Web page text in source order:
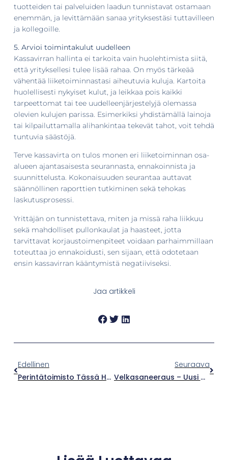
tuotteiden tai palveluiden laadun tunnistavat ostamaan
enemmän, ja levittämään sanaa yrityksestäsi tuttavilleen
ja kollegoille.
5. Arvioi toimintakulut uudelleen
Kassavirran hallinta ei tarkoita vain huolehtimista siitä,
että yrityksellesi tulee lisää rahaa. On myös tärkeää
vähentää liiketoiminnastasi aiheutuvia kuluja. Kartoita
huolellisesti nykyiset kulut, ja leikkaa pois kaikki
tarpeettomat tai tee uudelleenjärjestelyjä olemassa
olevien kulujen parissa. Esimerkiksi yhdistämällä lainoja
tai kilpailuttamalla alihankintaa tekevät tahot, voit tehdä
tuntuvia säästöjä.
Terve kassavirta on tulos monen eri liiketoiminnan osa-
alueen ajantasaisesta seurannasta, ennakoinnista ja
suunnittelusta. Kokonaisuuden seurantaa auttavat
säännöllinen raporttien tutkiminen sekä tehokas
laskutusprosessi.
Yrittäjän on tunnistettava, miten ja missä raha liikkuu
sekä mahdolliset pullonkaulat ja haasteet, jotta
tarvittavat korjaustoimenpiteet voidaan parhaimmillaan
toteuttaa jo ennakoidusti, sen sijaan, että odotetaan
ensin kassavirran kääntymistä negatiiviseksi.
Jaa artikkeli
Edellinen
Perintätoimisto Tässä Hei!
Seuraava
Velkasaneeraus – Uusi Mahdollisuus Yrityksesi Taloudelle